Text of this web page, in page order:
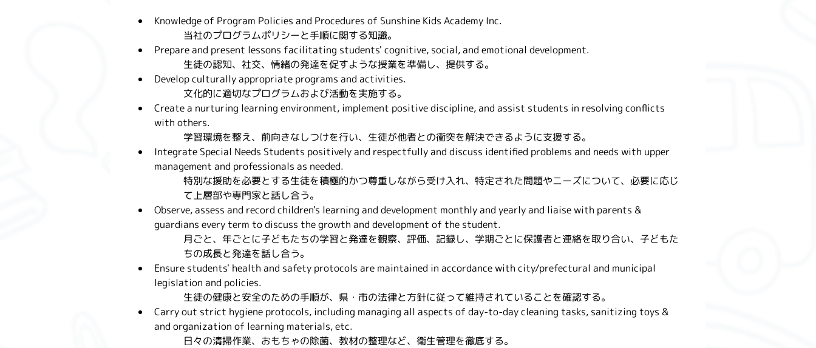
Knowledge of Program Policies and Procedures of Sunshine Kids Academy Inc.
当社のプログラムポリシーと手順に関する知識。
Prepare and present lessons facilitating students' cognitive, social, and emotional development.
生徒の認知、社交、情緒の発達を促すような授業を準備し、提供する。
Develop culturally appropriate programs and activities.
文化的に適切なプログラムおよび活動を実施する。
Create a nurturing learning environment, implement positive discipline, and assist students in resolving conflicts
with others.
学習環境を整え、前向きなしつけを行い、生徒が他者との衝突を解決できるように支援する。
Integrate Special Needs Students positively and respectfully and discuss identified problems and needs with upper
management and professionals as needed.
特別な援助を必要とする生徒を積極的かつ尊重しながら受け入れ、特定された問題やニーズについて、必要に応じ
て上層部や専門家と話し合う。
Observe, assess and record children's learning and development monthly and yearly and liaise with parents &
guardians every term to discuss the growth and development of the student.
月ごと、年ごとに子どもたちの学習と発達を観察、評価、記録し、学期ごとに保護者と連絡を取り合い、子どもた
ちの成長と発達を話し合う。
Ensure students' health and safety protocols are maintained in accordance with city/prefectural and municipal
legislation and policies.
生徒の健康と安全のための手順が、県・市の法律と方針に従って維持されていることを確認する。
Carry out strict hygiene protocols, including managing all aspects of day-to-day cleaning tasks, sanitizing toys &
and organization of learning materials, etc.
日々の清掃作業、おもちゃの除菌、教材の整理など、衛生管理を徹底する。